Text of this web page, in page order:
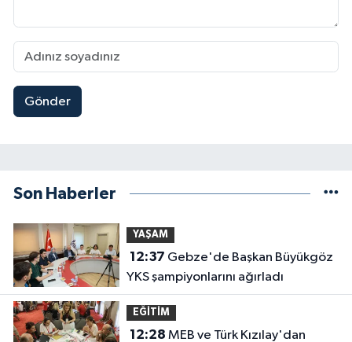
Gönder
Son Haberler
YAŞAM
12:37
YKS şampiyonlarını ağırladı
EĞİTİM
12:28